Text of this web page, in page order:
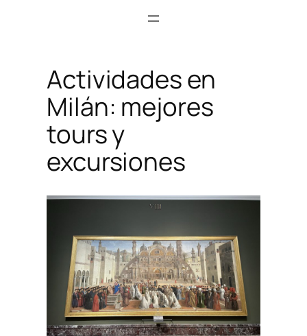
Actividades en
Milán: mejores
tours y
excursiones